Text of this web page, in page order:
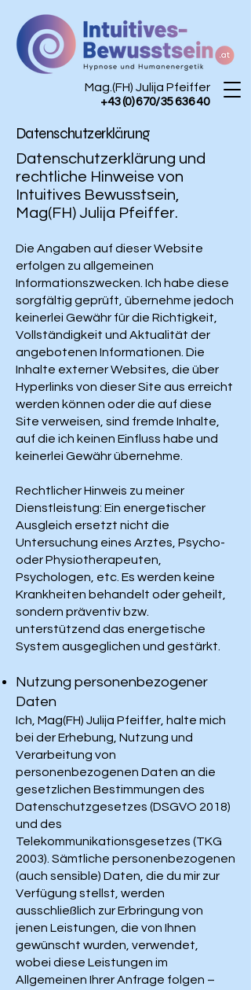
Mag.(FH) Julija Pfeiffer
+43 (0) 670/35 636 40
Datenschutzerklärung
Datenschutzerklärung und
rechtliche Hinweise von
Intuitives Bewusstsein,
Mag(FH) Julija Pfeiffer.
Die Angaben auf dieser Website
erfolgen zu allgemeinen
Informationszwecken. Ich habe diese
sorgfältig geprüft, übernehme jedoch
keinerlei Gewähr für die Richtigkeit,
Vollständigkeit und Aktualität der
angebotenen Informationen. Die
Inhalte externer Websites, die über
Hyperlinks von dieser Site aus erreicht
werden können oder die auf diese
Site verweisen, sind fremde Inhalte,
auf die ich keinen Einfluss habe und
keinerlei Gewähr übernehme.
Rechtlicher Hinweis zu meiner
Dienstleistung: Ein energetischer
Ausgleich ersetzt nicht die
Untersuchung eines Arztes, Psycho-
oder Physiotherapeuten,
Psychologen, etc. Es werden keine
Krankheiten behandelt oder geheilt,
sondern präventiv bzw.
unterstützend das energetische
System ausgeglichen und gestärkt.
Nutzung personenbezogener
Daten
Ich, Mag(FH) Julija Pfeiffer, halte mich
bei der Erhebung, Nutzung und
Verarbeitung von
personenbezogenen Daten an die
gesetzlichen Bestimmungen des
Datenschutzgesetzes (DSGVO 2018)
und des
Telekommunikationsgesetzes (TKG
2003). Sämtliche personenbezogenen
(auch sensible) Daten, die du mir zur
Verfügung stellst, werden
ausschließlich zur Erbringung von
jenen Leistungen, die von Ihnen
gewünscht wurden, verwendet,
wobei diese Leistungen im
Allgemeinen Ihrer Anfrage folgen –